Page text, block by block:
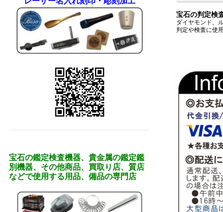
宝石の判定検
ダイヤモンド、
判定や検査に使
宝石の鑑定検査機器、貴金属の鑑定鑑
別機器、その他商品、買取り店、質店
などで使用する用品、備品の専門店